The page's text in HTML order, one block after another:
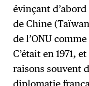
évinçant
de Chine
de l’ONU
C’était en 1971,
raisons souvent
diplomatie